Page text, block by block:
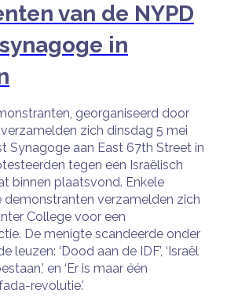
van de NYPD
in
georganiseerd door
zich dinsdag 5 mei
Synagoge aan East 67th Street in
tegen een Israëlisch
binnen plaatsvond. Enkele
demonstranten verzamelden zich
College voor een
De menigte scandeerde onder
leuzen: ‘Dood aan de IDF’, ‘Israël
en ‘Er is maar één
revolutie.’